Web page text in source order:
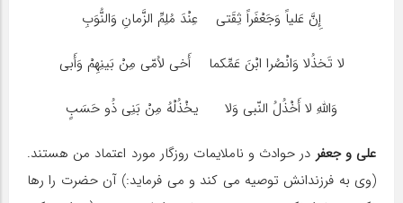
إِنَّ عَلیاً وَجَعْفَراً ثِقَتی عِنْدَ مُلِمِّ الزَّمانِ وَالنُّوَبِ
لا تَخذُلا وَانْصُرا ابْنَ عَمِّکما أَخی لاُمّی مِنْ بَینِهِمْ وَأَبی
وَاللهِ لا أَخْذُلُ النّبی وَلا یخْذُلْهُ مِنْ بَنِی ذُو حَسَبٍ
علی و جعفر در حوادث و ناملایمات روزگار مورد اعتماد من هستند.
(وی به فرزندانش توصیه می کند و می فرماید:) آن حضرت را رها